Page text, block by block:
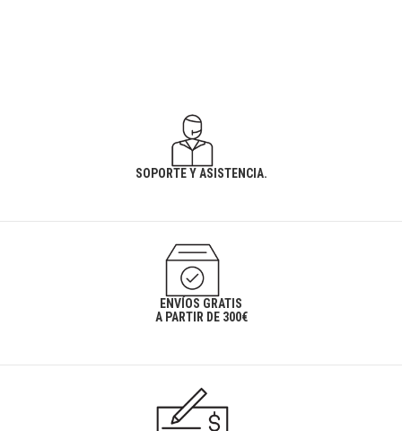
SOPORTE Y ASISTENCIA.
ENVÍOS GRATIS
A PARTIR DE 300€